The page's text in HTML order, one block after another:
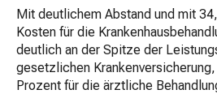
Mit deutlichem Abstand und mit
Kosten für die
deutlich an der Spitze der
gesetzlichen
Prozent für die ärztliche